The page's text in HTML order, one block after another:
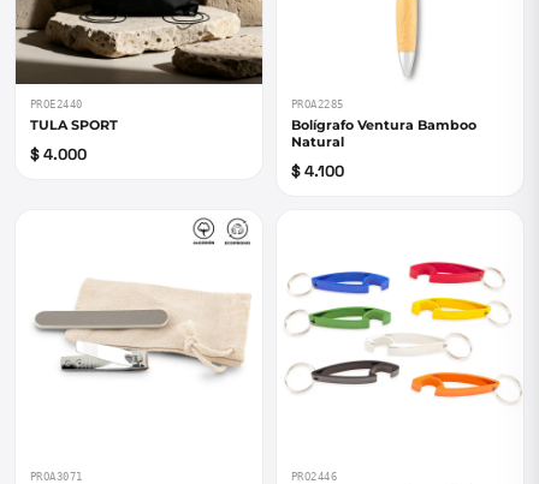
PROE2440
TULA SPORT
$ 4.000
PROA2285
Bolígrafo Ventura Bamboo
Natural
$ 4.100
PROA3071 PRO2446